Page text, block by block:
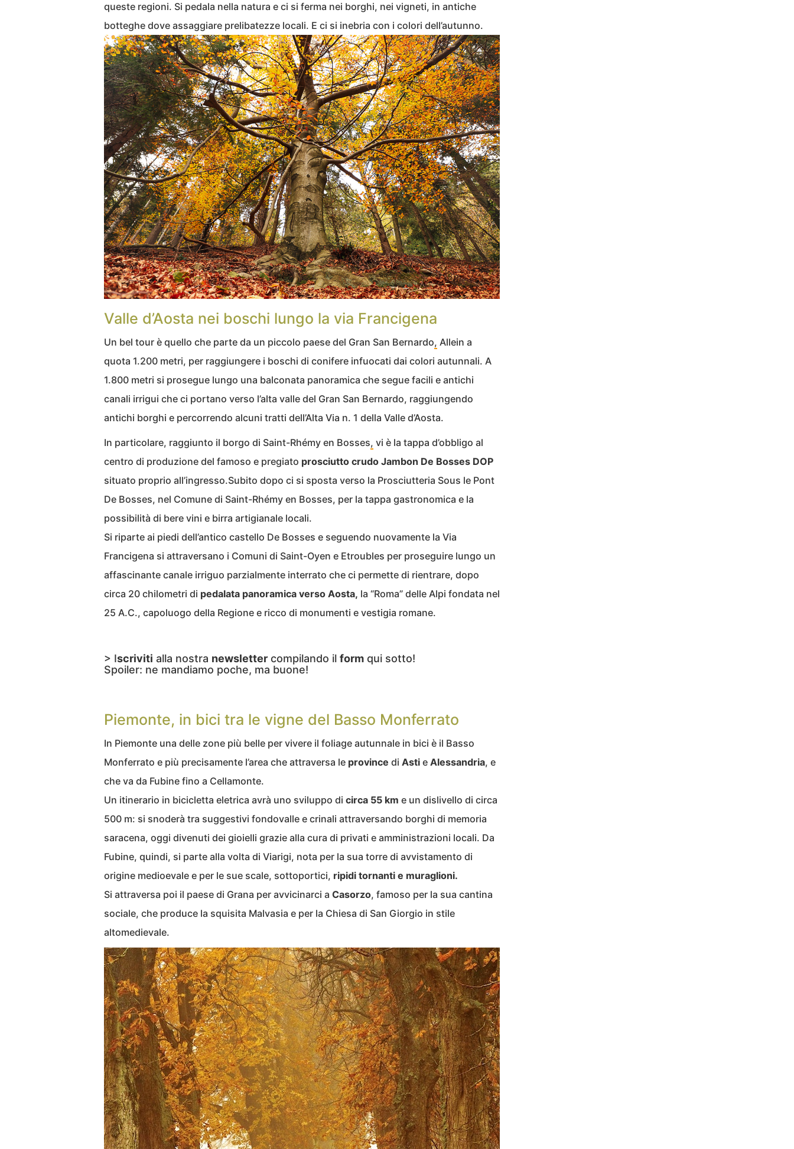
queste regioni. Si pedala nella natura e ci si ferma nei borghi, nei vigneti, in antiche
botteghe dove assaggiare prelibatezze locali. E ci si inebria con i colori dell’autunno.
Valle d’Aosta nei boschi lungo la via Francigena
Un bel tour è quello che parte da un piccolo paese del Gran San Bernardo, Allein a
quota 1.200 metri, per raggiungere i boschi di conifere infuocati dai colori autunnali. A
1.800 metri si prosegue lungo una balconata panoramica che segue facili e antichi
canali irrigui che ci portano verso l’alta valle del Gran San Bernardo, raggiungendo
antichi borghi e percorrendo alcuni tratti dell’Alta Via n. 1 della Valle d’Aosta.
In particolare, raggiunto il borgo di Saint-Rhémy en Bosses, vi è la tappa d’obbligo al
centro di produzione del famoso e pregiato prosciutto crudo Jambon De Bosses DOP
situato proprio all’ingresso.Subito dopo ci si sposta verso la Prosciutteria Sous le Pont
De Bosses, nel Comune di Saint-Rhémy en Bosses, per la tappa gastronomica e la
possibilità di bere vini e birra artigianale locali.
Si riparte ai piedi dell’antico castello De Bosses e seguendo nuovamente la Via
Francigena si attraversano i Comuni di Saint-Oyen e Etroubles per proseguire lungo un
affascinante canale irriguo parzialmente interrato che ci permette di rientrare, dopo
circa 20 chilometri di pedalata panoramica verso Aosta, la “Roma” delle Alpi fondata nel
25 A.C., capoluogo della Regione e ricco di monumenti e vestigia romane.
> Iscriviti alla nostra newsletter compilando il form qui sotto!
Spoiler: ne mandiamo poche, ma buone!
Piemonte, in bici tra le vigne del Basso Monferrato
In Piemonte una delle zone più belle per vivere il foliage autunnale in bici è il Basso
Monferrato e più precisamente l’area che attraversa le province di Asti e Alessandria, e
che va da Fubine fino a Cellamonte.
Un itinerario in bicicletta eletrica avrà uno sviluppo di circa 55 km e un dislivello di circa
500 m: si snoderà tra suggestivi fondovalle e crinali attraversando borghi di memoria
saracena, oggi divenuti dei gioielli grazie alla cura di privati e amministrazioni locali. Da
Fubine, quindi, si parte alla volta di Viarigi, nota per la sua torre di avvistamento di
origine medioevale e per le sue scale, sottoportici, ripidi tornanti e muraglioni.
Si attraversa poi il paese di Grana per avvicinarci a Casorzo, famoso per la sua cantina
sociale, che produce la squisita Malvasia e per la Chiesa di San Giorgio in stile
altomedievale.